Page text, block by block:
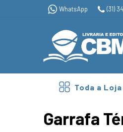
WhatsApp (31)
Toda a Loja
Garrafa